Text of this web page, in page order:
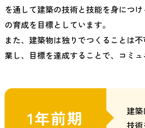
を通して建築の技術と技能を身につ
の育成を目標としています。
また、建築物は独りでつくることは
業し、目標を達成することで、コミ
1年前期
建
技